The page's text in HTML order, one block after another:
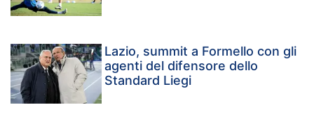
Lazio, summit a Formello con gli
agenti del difensore dello
Standard Liegi